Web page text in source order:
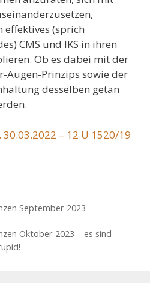
effektives (sprich
CMS und IKS in ihren
Ob es dabei mit der
Augen-Prinzips sowie der
desselben getan
– 12 U 1520/19
September 2023 –
Oktober 2023 – es sind